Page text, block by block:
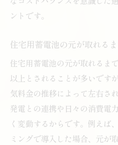
ントです。
住宅用蓄電池の元が取れる
住宅用蓄電池の元が取れるま
以上とされることが多いです
気料金の推移によって左右さ
発電との連携や日々の消費電
く変動するからです。例えば
ミングで導入した場合、元が